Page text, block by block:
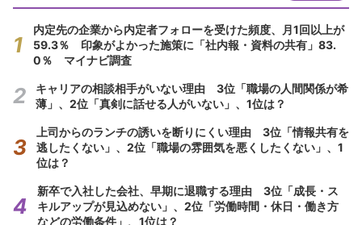
内定先の企業から内定者フォローを受けた頻度、月1回以上が
59.3％ 印象がよかった施策に「社内報・資料の共有」83.
0％ マイナビ調査
キャリアの相談相手がいない理由 3位「職場の人間関係が希
薄」、2位「真剣に話せる人がいない」、1位は？
上司からのランチの誘いを断りにくい理由 3位「情報共有を
逃したくない」、2位「職場の雰囲気を悪くしたくない」、1
位は？
新卒で入社した会社、早期に退職する理由 3位「成長・ス
キルアップが見込めない」、2位「労働時間・休日・働き方
などの労働条件」、1位は？